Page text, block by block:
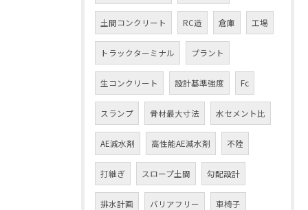
土間コンクリート RC造 倉庫 工場
トラックターミナル プラント
生コンクリート 設計基準強度 Fc
スランプ 骨材最大寸法 水セメント比
AE減水剤 高性能AE減水剤 不陸
打継ぎ スロープ土間 勾配設計
排水計画 バリアフリー 車椅子